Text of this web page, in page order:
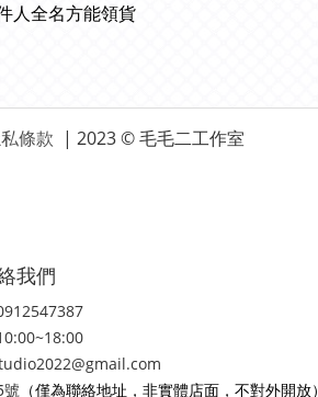
人全名方能領貨
條款 | 2023 © 毛毛二工作室
我們
號（僅為聯絡地址，非實體店面，不對外開放）